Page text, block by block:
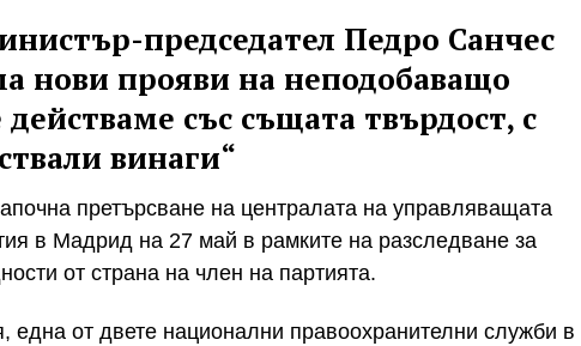
председател Педро Санчес
нови прояви на неподобаващо
със същата твърдост, с
винаги“
претърсване на централата на управляващата
в Мадрид на 27 май в рамките на разследване за
от страна на член на партията.
една от двете национални правоохранителни служби в